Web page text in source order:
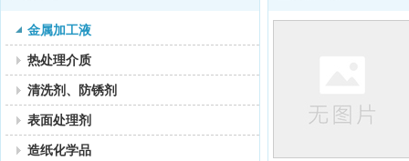
金属加工液
热处理介质
清洗剂、防锈剂
表面处理剂
造纸化学品